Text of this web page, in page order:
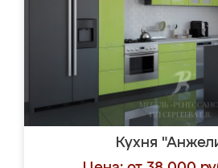
Кухня